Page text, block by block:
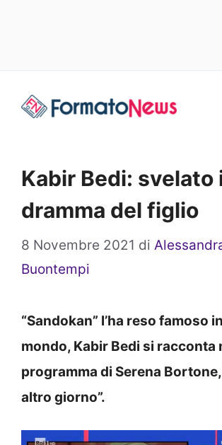
Kabir Bedi: svelato
dramma del figlio
8 Novembre 2021 di
Buontempi
“Sandokan” l’ha reso famoso
mondo, Kabir Bedi si racconta
programma di Serena Bortone,
altro giorno”.